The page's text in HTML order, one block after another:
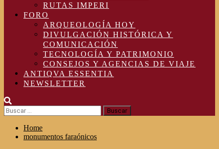
RUTAS IMPERI
FORO
ARQUEOLOGÍA HOY
DIVULGACIÓN HISTÓRICA Y
COMUNICACIÓN
TECNOLOGÍA Y PATRIMONIO
CONSEJOS Y AGENCIAS DE VIAJE
ANTIQVA ESSENTIA
NEWSLETTER
Buscar:
Home
monumentos faraónicos